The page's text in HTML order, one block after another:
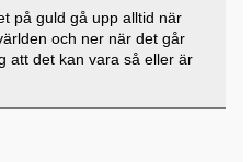
på guld gå upp alltid när
och ner när det går
att det kan vara så eller är